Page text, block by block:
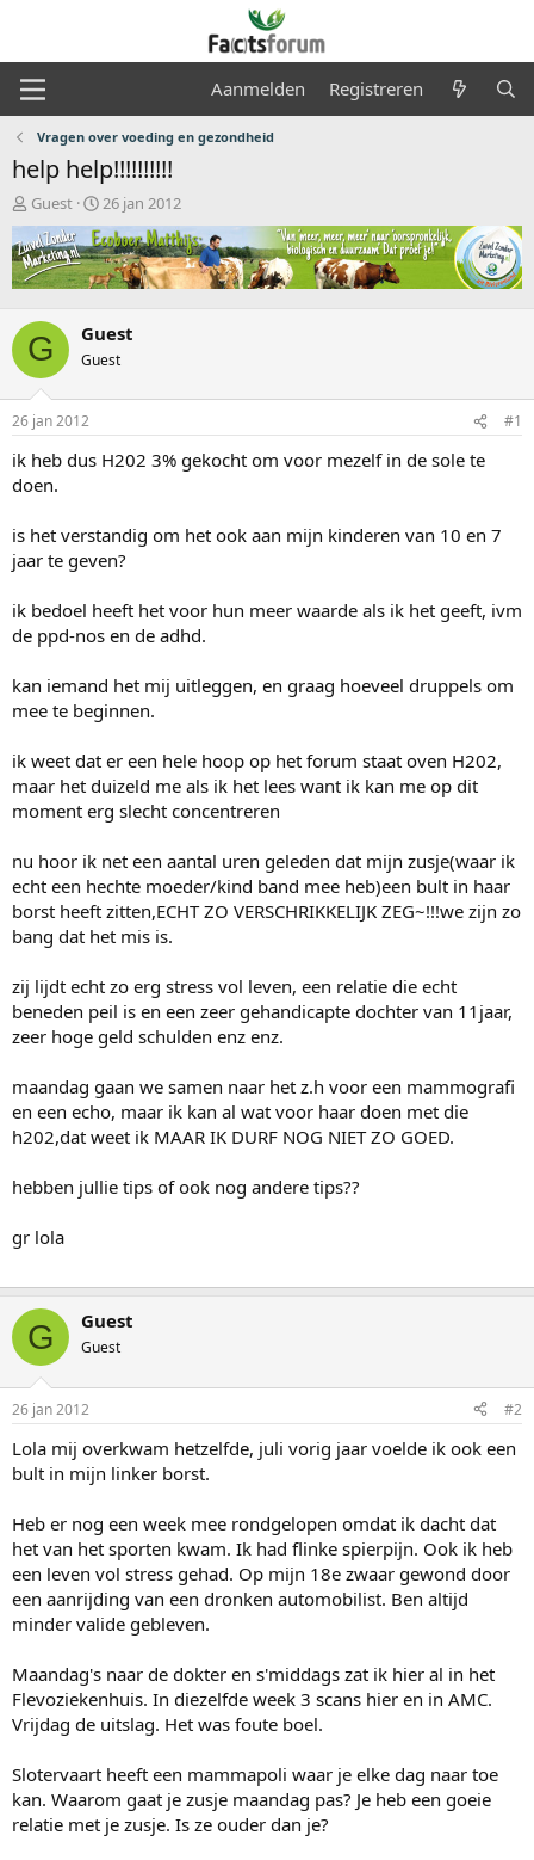
Aanmelden Registreren
Vragen over voeding en gezondheid
help help!!!!!!!!!!
O
n
d
e
r
e
r
p
s
t
a
r
t
r
Guest
S
t
a
r
t
a
t
m
26 jan 2012
G Guest
Guest
26 jan 2012 #1
ik heb dus H202 3% gekocht om voor mezelf in de sole te
doen.
is het verstandig om het ook aan mijn kinderen van 10 en 7
jaar te geven?
ik bedoel heeft het voor hun meer waarde als ik het geeft, ivm
de ppd-nos en de adhd.
kan iemand het mij uitleggen, en graag hoeveel druppels om
mee te beginnen.
ik weet dat er een hele hoop op het forum staat oven H202,
maar het duizeld me als ik het lees want ik kan me op dit
moment erg slecht concentreren
nu hoor ik net een aantal uren geleden dat mijn zusje(waar ik
echt een hechte moeder/kind band mee heb)een bult in haar
borst heeft zitten,ECHT ZO VERSCHRIKKELIJK ZEG~!!!we zijn zo
bang dat het mis is.
zij lijdt echt zo erg stress vol leven, een relatie die echt
beneden peil is en een zeer gehandicapte dochter van 11jaar,
zeer hoge geld schulden enz enz.
maandag gaan we samen naar het z.h voor een mammografi
en een echo, maar ik kan al wat voor haar doen met die
h202,dat weet ik MAAR IK DURF NOG NIET ZO GOED.
hebben jullie tips of ook nog andere tips??
gr lola
G Guest
Guest
26 jan 2012 #2
Lola mij overkwam hetzelfde, juli vorig jaar voelde ik ook een
bult in mijn linker borst.
Heb er nog een week mee rondgelopen omdat ik dacht dat
het van het sporten kwam. Ik had flinke spierpijn. Ook ik heb
een leven vol stress gehad. Op mijn 18e zwaar gewond door
een aanrijding van een dronken automobilist. Ben altijd
minder valide gebleven.
Maandag's naar de dokter en s'middags zat ik hier al in het
Flevoziekenhuis. In diezelfde week 3 scans hier en in AMC.
Vrijdag de uitslag. Het was foute boel.
Slotervaart heeft een mammapoli waar je elke dag naar toe
kan. Waarom gaat je zusje maandag pas? Je heb een goeie
relatie met je zusje. Is ze ouder dan je?